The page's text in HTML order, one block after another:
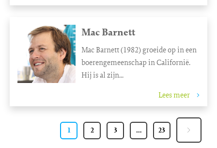
Mac Barnett
Mac Barnett (1982) groeide op in een
boerengemeenschap in Californië.
Hij is al zijn...
Lees meer
1 2 3 … 23